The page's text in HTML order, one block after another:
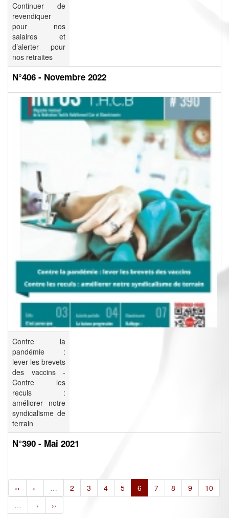
Continuer de
revendiquer
pour nos
salaires et
d’alerter pour
nos retraites
N°406 - Novembre 2022
Contre la
pandémie :
lever les brevets
des vaccins -
Contre les
reculs :
améliorer notre
syndicalisme de
terrain
N°390 - Mai 2021
‹‹ ‹ … 2 3 4 5 6 7 8 9
10
…
› ››